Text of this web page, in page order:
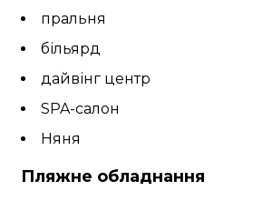
пральня
більярд
дайвінг центр
SPA-салон
Няня
Пляжне обладнання